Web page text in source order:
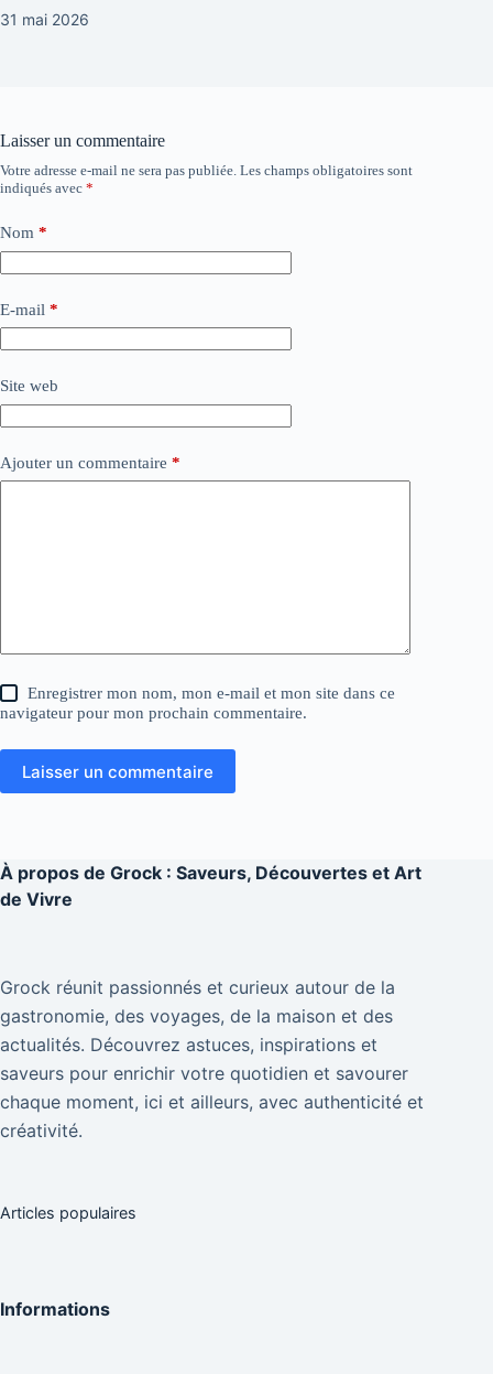
31 mai 2026
Laisser un commentaire
Votre adresse e-mail ne sera pas publiée. Les champs obligatoires sont
indiqués avec *
Nom *
E-mail *
Site web
Ajouter un commentaire *
Enregistrer mon nom, mon e-mail et mon site dans ce
navigateur pour mon prochain commentaire.
Laisser un commentaire
À propos de Grock : Saveurs, Découvertes et Art
de Vivre
Grock réunit passionnés et curieux autour de la
gastronomie, des voyages, de la maison et des
actualités. Découvrez astuces, inspirations et
saveurs pour enrichir votre quotidien et savourer
chaque moment, ici et ailleurs, avec authenticité et
créativité.
Articles populaires
Informations